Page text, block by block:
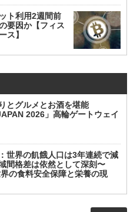
ト利用2週間前
要因か【フィス
ス】
とグルメとお酒を堪能
2026」高輪ゲートウェイ
世界の飢餓人口は3年連続で減
間格差は依然として深刻〜
の食料安全保障と栄養の現